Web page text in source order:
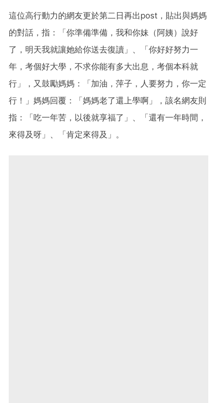
這位高行動力的網友更於第二日再出post，貼出與媽媽
的對話，指：「你準備準備，我和你妹（阿姨）說好
了，明天我就讓她給你送去復讀」、「你好好努力一
年，考個好大學，不求你能有多大出息，考個本科就
行」，又鼓勵媽媽：「加油，萍子，人要努力，你一定
行！」媽媽回覆：「媽媽老了還上學啊」，該名網友則
指：「吃一年苦，以後就享福了」、「還有一年時間，
來得及呀」、「肯定來得及」。